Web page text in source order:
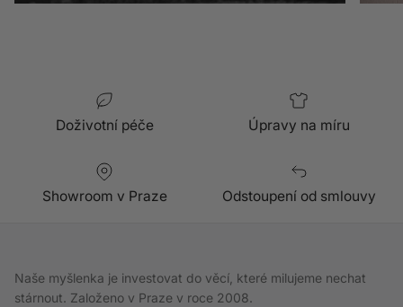
Doživotní péče Úpravy na míru
Showroom v Praze Odstoupení od smlouvy
Naše myšlenka je investovat do věcí, které milujeme nechat
stárnout. Založeno v Praze v roce 2008.